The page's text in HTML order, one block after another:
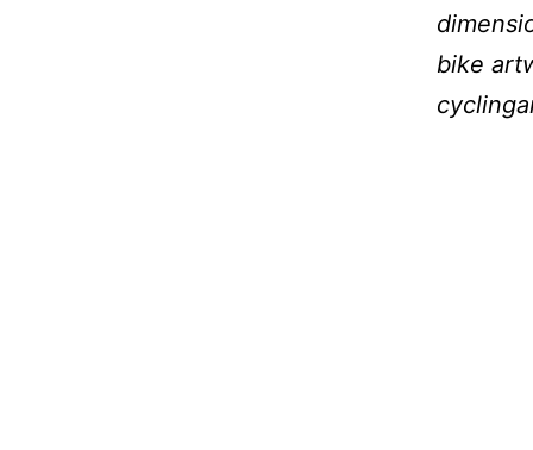
bike